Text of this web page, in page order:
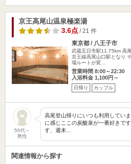
京王高尾山温泉極楽湯
3.6点/ 21 件
東京都 / 八王子市
武蔵五日市駅11.75km 高
京王線高尾山口駅となり
場ルートが変…
営業時間 8:00～22:30
入浴料金 1,100円～
日帰り カップル
50代～
男性
高尾登山帰りにいつも利用してい
に感じここの炭酸泉が一番好きで
す、週末…
関連情報から探す